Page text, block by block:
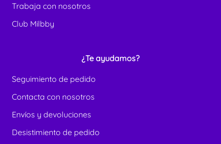
Trabaja con nosotros
Club Milbby
¿Te ayudamos?
Seguimiento de pedido
Contacta con nosotros
Envíos y devoluciones
Desistimiento de pedido